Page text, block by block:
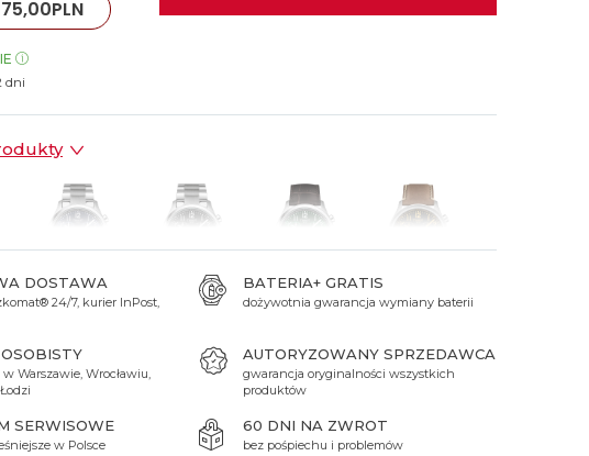
Srebrne
Brąz
Boccia Titanium
Srebrne
Perłowe
Seiko
Swatch
Timex
Xicorr
PLN
City Warszawa
Tower Wrocław
TAK
dni
DOSTAWA
24/7, kurier InPost,
BATERIA+ GRATIS
dożywotnia gwarancja wymiany baterii
Warszawie, Wrocławiu,
AUTORYZOWANY SPRZEDAWCA
gwarancja oryginalności wszystkich
produktów
SERWISOWE
w Polsce
60 DNI NA ZWROT
bez pośpiechu i problemów